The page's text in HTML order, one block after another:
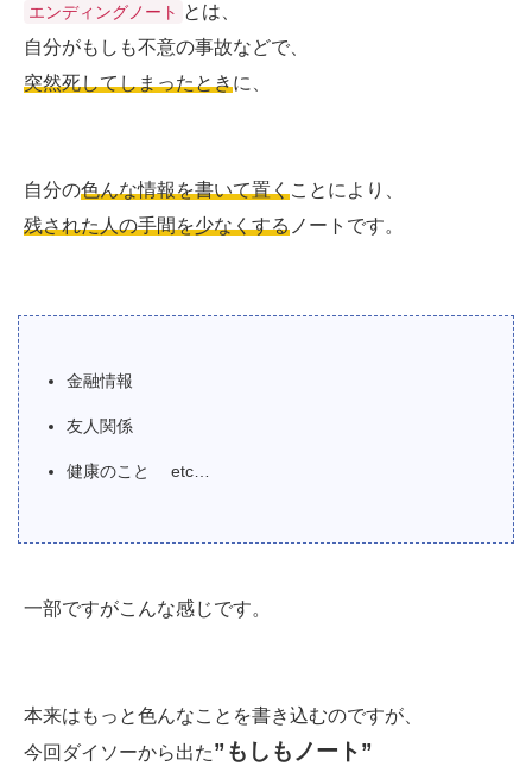
エンディングノート とは、
自分がもしも不意の事故などで、
突然死してしまったときに、
自分の色んな情報を書いて置くことにより、
残された人の手間を少なくするノートです。
金融情報
友人関係
健康のこと etc…
一部ですがこんな感じです。
本来はもっと色んなことを書き込むのですが、
今回ダイソーから出た”もしもノート”